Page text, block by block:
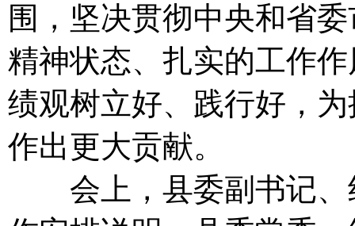
围，坚决贯彻中央和省
精神状态、扎实的工作
绩观树立好、践行好，
作出更大贡献。
会上，县委副书记、